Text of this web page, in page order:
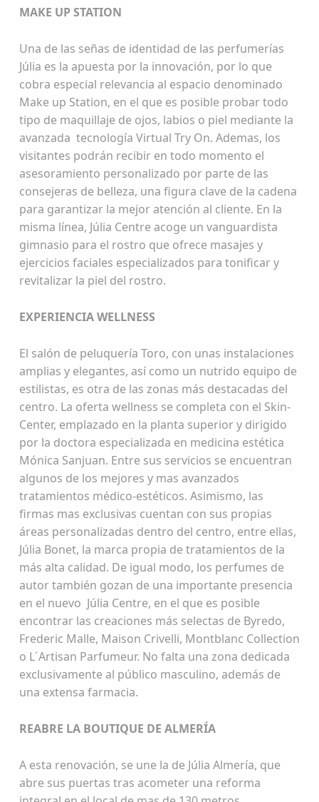
MAKE UP STATION
Una de las señas de identidad de las perfumerías
Júlia es la apuesta por la innovación, por lo que
cobra especial relevancia al espacio denominado
Make up Station, en el que es posible probar todo
tipo de maquillaje de ojos, labios o piel mediante la
avanzada tecnología Virtual Try On. Ademas, los
visitantes podrán recibir en todo momento el
asesoramiento personalizado por parte de las
consejeras de belleza, una figura clave de la cadena
para garantizar la mejor atención al cliente. En la
misma línea, Júlia Centre acoge un vanguardista
gimnasio para el rostro que ofrece masajes y
ejercicios faciales especializados para tonificar y
revitalizar la piel del rostro.
EXPERIENCIA WELLNESS
El salón de peluquería Toro, con unas instalaciones
amplias y elegantes, así como un nutrido equipo de
estilistas, es otra de las zonas más destacadas del
centro. La oferta wellness se completa con el Skin-
Center, emplazado en la planta superior y dirigido
por la doctora especializada en medicina estética
Mónica Sanjuan. Entre sus servicios se encuentran
algunos de los mejores y mas avanzados
tratamientos médico-estéticos. Asimismo, las
firmas mas exclusivas cuentan con sus propias
áreas personalizadas dentro del centro, entre ellas,
Júlia Bonet, la marca propia de tratamientos de la
más alta calidad. De igual modo, los perfumes de
autor también gozan de una importante presencia
en el nuevo Júlia Centre, en el que es posible
encontrar las creaciones más selectas de Byredo,
Frederic Malle, Maison Crivelli, Montblanc Collection
o L´Artisan Parfumeur. No falta una zona dedicada
exclusivamente al público masculino, además de
una extensa farmacia.
REABRE LA BOUTIQUE DE ALMERÍA
A esta renovación, se une la de Júlia Almería, que
abre sus puertas tras acometer una reforma